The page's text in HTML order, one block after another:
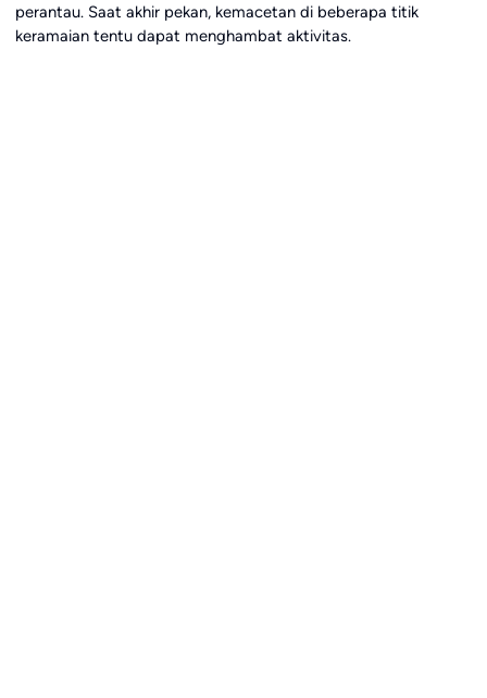
perantau. Saat akhir pekan, kemacetan di beberapa titik
keramaian tentu dapat menghambat aktivitas.